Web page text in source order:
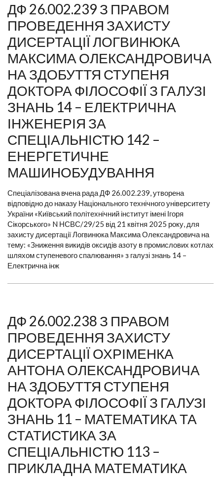
ДФ 26.002.239 З ПРАВОМ
ПРОВЕДЕННЯ ЗАХИСТУ
ДИСЕРТАЦІЇ ЛОГВИНЮКА
МАКСИМА ОЛЕКСАНДРОВИЧА
НА ЗДОБУТТЯ СТУПЕНЯ
ДОКТОРА ФІЛОСОФІЇ З ГАЛУЗІ
ЗНАНЬ 14 – ЕЛЕКТРИЧНА
ІНЖЕНЕРІЯ ЗА
СПЕЦІАЛЬНІСТЮ 142 –
ЕНЕРГЕТИЧНЕ
МАШИНОБУДУВАННЯ
Спеціалізована вчена рада ДФ 26.002.239, утворена
відповідно до наказу Національного технічного університету
України «Київський політехнічний інститут імені Ігоря
Сікорського» N НСВС/29/25 від 21 квітня 2025 року, для
захисту дисертації Логвинюка Максима Олександровича на
тему: «Зниження викидів оксидів азоту в промислових котлах
шляхом ступеневого спалювання» з галузі знань 14 –
Електрична інж
ДФ 26.002.238 З ПРАВОМ
ПРОВЕДЕННЯ ЗАХИСТУ
ДИСЕРТАЦІЇ ОХРІМЕНКА
АНТОНА ОЛЕКСАНДРОВИЧА
НА ЗДОБУТТЯ СТУПЕНЯ
ДОКТОРА ФІЛОСОФІЇ З ГАЛУЗІ
ЗНАНЬ 11 – МАТЕМАТИКА ТА
СТАТИСТИКА ЗА
СПЕЦІАЛЬНІСТЮ 113 –
ПРИКЛАДНА МАТЕМАТИКА